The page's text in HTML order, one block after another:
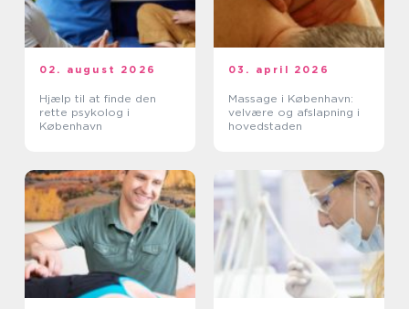
02. august 2026
Hjælp til at finde den
rette psykolog i
København
03. april 2026
Massage i København:
velvære og afslapning i
hovedstaden